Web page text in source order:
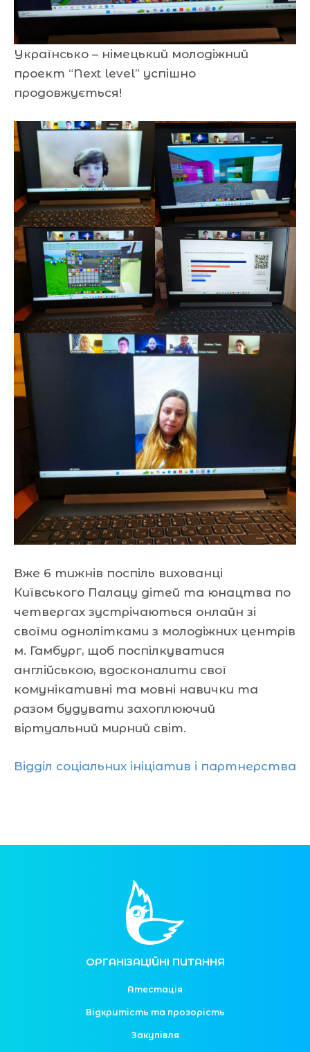
Українсько – німецький молодіжний
проект “Next level” успішно
продовжується!
Вже 6 тижнів поспіль вихованці
Київського Палацу дітей та юнацтва по
четвергах зустрічаються онлайн зі
своїми однолітками з молодіжних центрів
м. Гамбург, щоб поспілкуватися
англійською, вдосконалити свої
комунікативні та мовні навички та
разом будувати захоплюючий
віртуальний мирний світ.
Відділ соціальних ініціатив і партнерства
ОРГАНІЗАЦІЙНІ ПИТАННЯ
Атестація
Відкритість та прозорість
Закупівля